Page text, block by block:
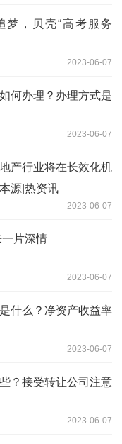
梦，贝壳“高考服务
2023-06-07
何办理？办理方式是
2023-06-07
产行业将在长效化机
源|热资讯
2023-06-07
片深情
2023-06-07
什么？净资产收益率
2023-06-07
？接受转让公司注意
2023-06-07